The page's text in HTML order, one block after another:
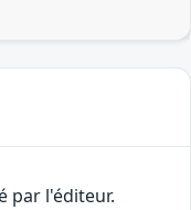
par l'éditeur.